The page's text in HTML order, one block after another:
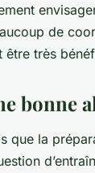
de
être très
bonne
que la